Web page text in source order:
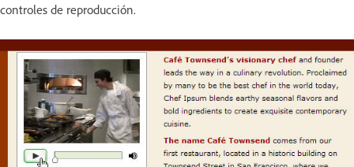
controles de reproducción.